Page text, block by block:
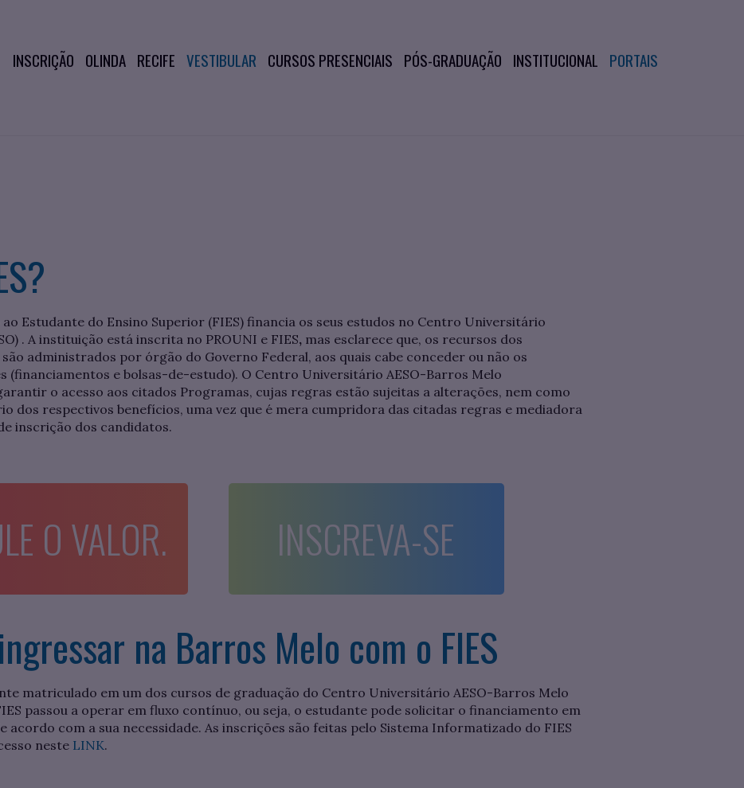
INSCRIÇÃO OLINDA RECIFE VESTIBULAR CURSOS PRESENCIAIS PÓS-GRADUAÇÃO INSTITUCIONAL PORTAIS
Estudante do Ensino Superior (FIES) financia os seus estudos no Centro Universitário
. A instituição está inscrita no PROUNI e FIES, mas esclarece que, os recursos dos
são administrados por órgão do Governo Federal, aos quais cabe conceder ou não os
(financiamentos e bolsas-de-estudo). O Centro Universitário AESO-Barros Melo
o acesso aos citados Programas, cujas regras estão sujeitas a alterações, nem como
dos respectivos benefícios, uma vez que é mera cumpridora das citadas regras e mediadora
inscrição dos candidatos.
O VALOR.
INSCREVA-SE
na Barros Melo com o FIES
matriculado em um dos cursos de graduação do Centro Universitário AESO-Barros Melo
passou a operar em fluxo contínuo, ou seja, o estudante pode solicitar o financiamento em
acordo com a sua necessidade. As inscrições são feitas pelo Sistema Informatizado do FIES
neste LINK.